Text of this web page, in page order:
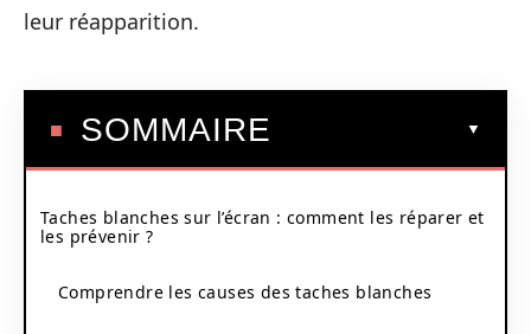
leur réapparition.
SOMMAIRE
Taches blanches sur l’écran : comment les réparer et
les prévenir ?
Comprendre les causes des taches blanches